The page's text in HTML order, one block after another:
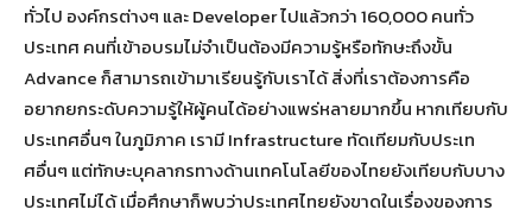
ทั่วไป องค์กรต่างๆ และ Developer ไปแล้วกว่า 160,000 คนทั่ว
ประเทศ คนที่เข้าอบรมไม่จำเป็นต้องมีความรู้หรือทักษะถึงขั้น
Advance ก็สามารถเข้ามาเรียนรู้กับเราได้ สิ่งที่เราต้องการคือ
อยากยกระดับความรู้ให้ผู้คนได้อย่างแพร่หลายมากขึ้น หากเทียบกับ
ประเทศอื่นๆ ในภูมิภาค เรามี Infrastructure ทัดเทียมกับประเท
ศอื่นๆ แต่ทักษะบุคลากรทางด้านเทคโนโลยีของไทยยังเทียบกับบาง
ประเทศไม่ได้ เมื่อศึกษาก็พบว่าประเทศไทยยังขาดในเรื่องของการ